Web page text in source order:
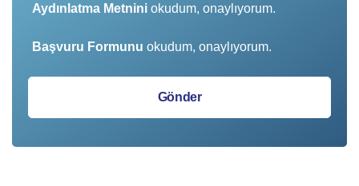
Aydınlatma Metnini okudum, onaylıyorum.
Başvuru Formunu okudum, onaylıyorum.